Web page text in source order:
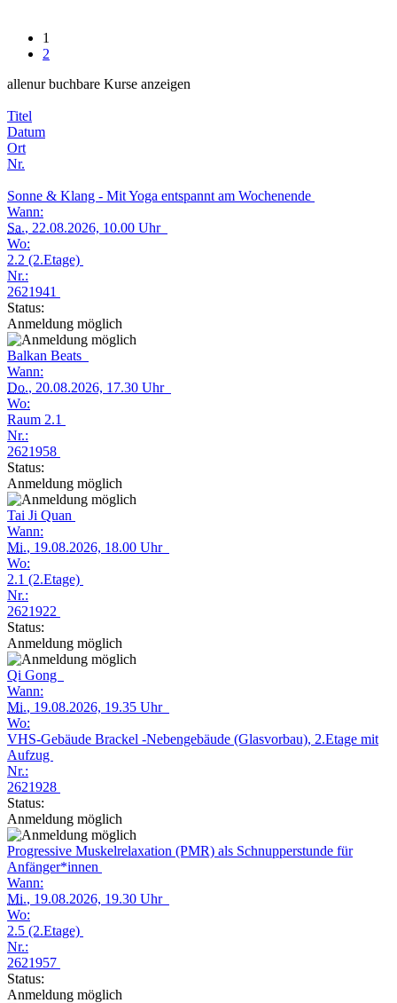
1
2
allenur buchbare Kurse anzeigen
Titel
Datum
Ort
Nr.
Sonne & Klang - Mit Yoga entspannt am Wochenende
Wann:
Sa., 22.08.2026, 10.00 Uhr
Wo:
2.2 (2.Etage)
Nr.:
2621941
Status:
Anmeldung möglich
Balkan Beats
Wann:
Do., 20.08.2026, 17.30 Uhr
Wo:
Raum 2.1
Nr.:
2621958
Status:
Anmeldung möglich
Tai Ji Quan
Wann:
Mi., 19.08.2026, 18.00 Uhr
Wo:
2.1 (2.Etage)
Nr.:
2621922
Status:
Anmeldung möglich
Qi Gong
Wann:
Mi., 19.08.2026, 19.35 Uhr
Wo:
VHS-Gebäude Brackel -Nebengebäude (Glasvorbau), 2.Etage mit
Aufzug
Nr.:
2621928
Status:
Anmeldung möglich
Progressive Muskelrelaxation (PMR) als Schnupperstunde für
Anfänger*innen
Wann:
Mi., 19.08.2026, 19.30 Uhr
Wo:
2.5 (2.Etage)
Nr.:
2621957
Status:
Anmeldung möglich